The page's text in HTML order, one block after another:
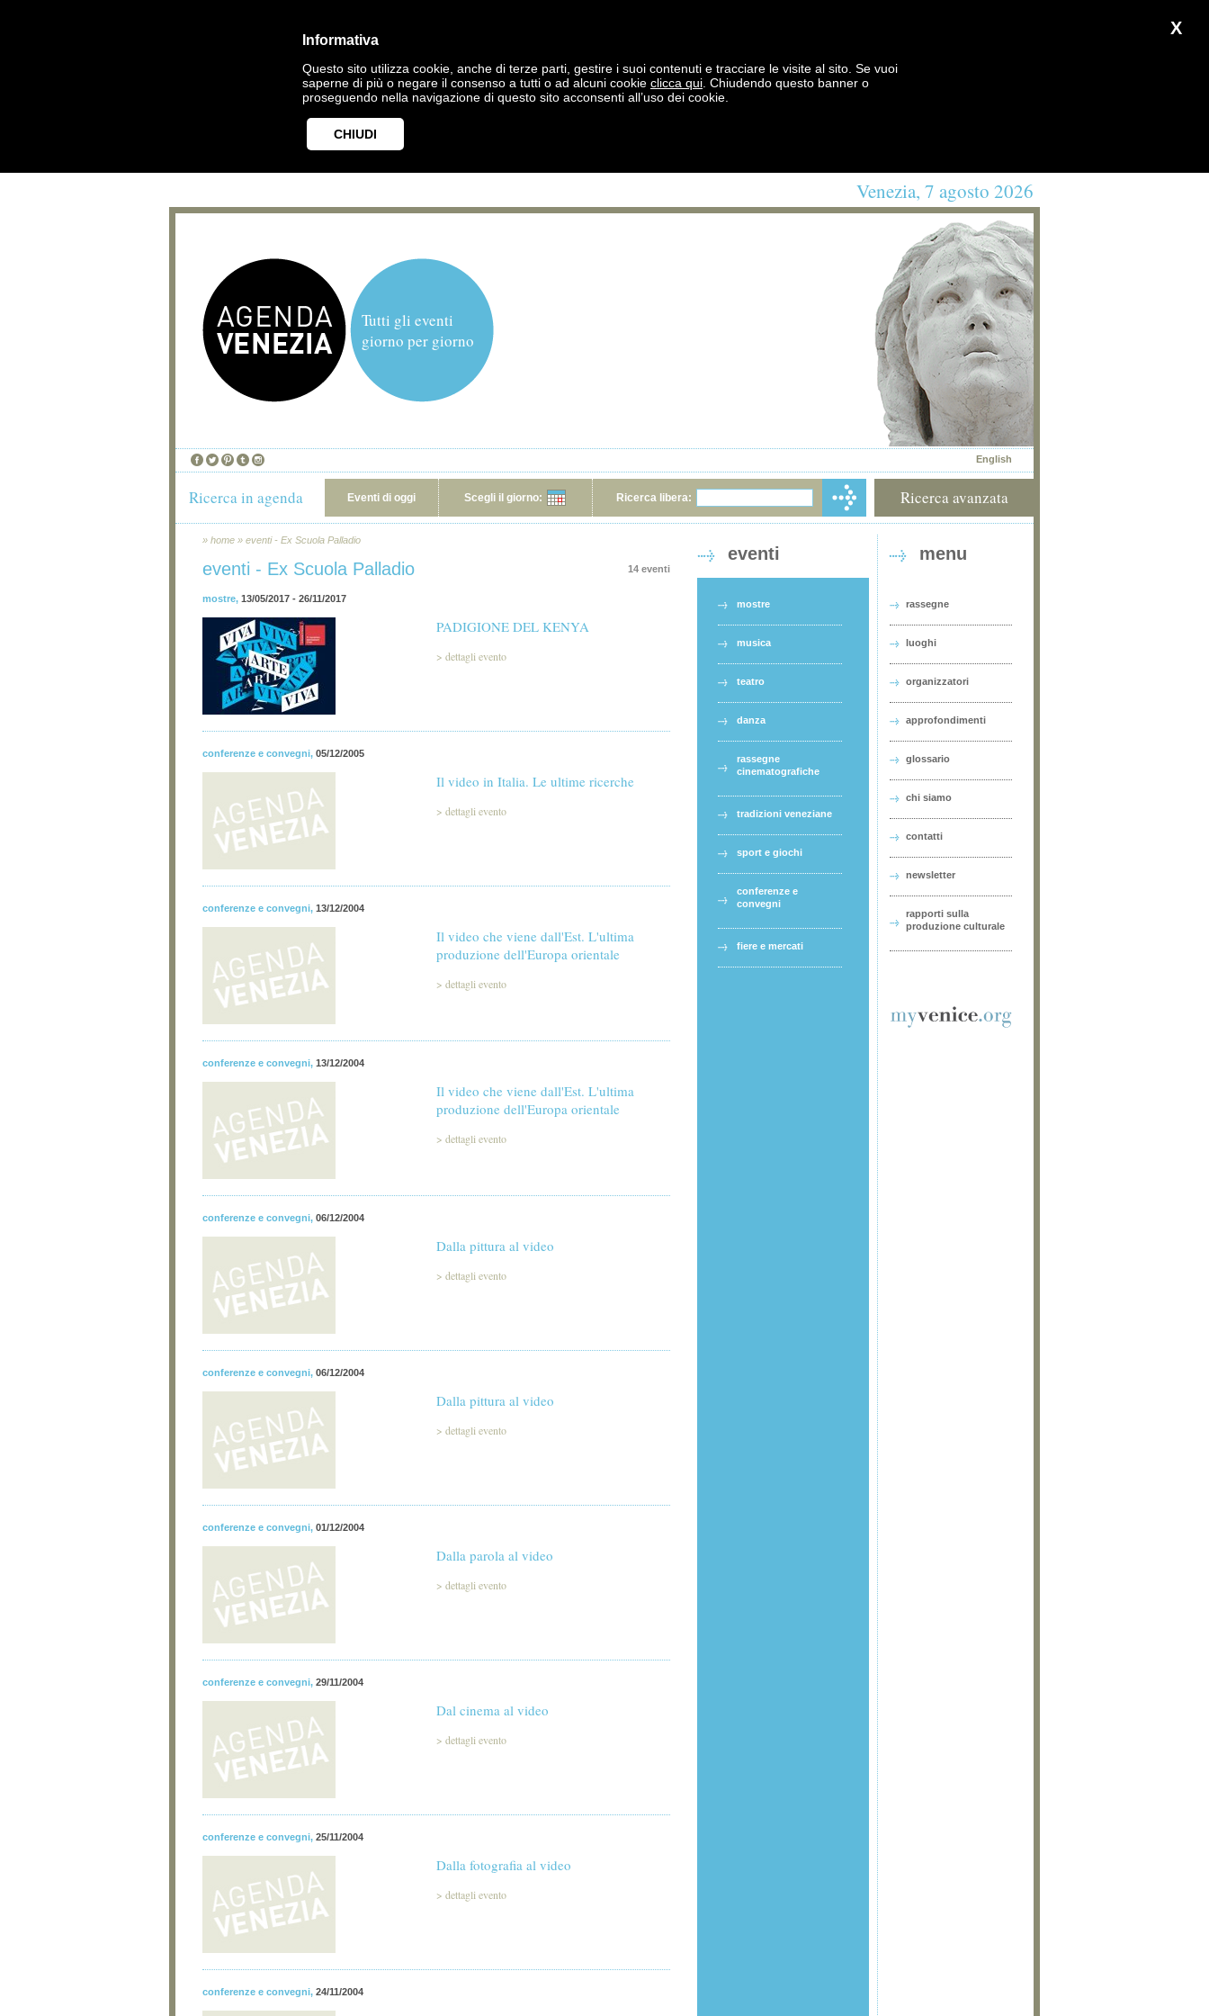
X
Informativa
Questo sito utilizza cookie, anche di terze parti, gestire i suoi contenuti e tracciare le visite al sito. Se vuoi
saperne di più o negare il consenso a tutti o ad alcuni cookie clicca qui . Chiudendo questo banner o
proseguendo nella navigazione di questo sito acconsenti all’uso dei cookie.
CHIUDI
Venezia, 7 agosto 2026
Tutti gli eventi
giorno per giorno
English
Ricerca in agenda Eventi di oggi Scegli il giorno: Ricerca libera: Ricerca avanzata
» home » eventi - Ex Scuola Palladio
14 eventi
eventi - Ex Scuola Palladio
mostre, 13/05/2017 - 26/11/2017
PADIGIONE DEL KENYA
> dettagli evento
conferenze e convegni, 05/12/2005
Il video in Italia. Le ultime ricerche
> dettagli evento
conferenze e convegni, 13/12/2004
Il video che viene dall'Est. L'ultima
produzione dell'Europa orientale
> dettagli evento
conferenze e convegni, 13/12/2004
Il video che viene dall'Est. L'ultima
produzione dell'Europa orientale
> dettagli evento
conferenze e convegni, 06/12/2004
Dalla pittura al video
> dettagli evento
conferenze e convegni, 06/12/2004
Dalla pittura al video
> dettagli evento
conferenze e convegni, 01/12/2004
Dalla parola al video
> dettagli evento
conferenze e convegni, 29/11/2004
Dal cinema al video
> dettagli evento
conferenze e convegni, 25/11/2004
Dalla fotografia al video
> dettagli evento
conferenze e convegni, 24/11/2004
eventi
mostre
musica
teatro
danza
rassegne
cinematografiche
tradizioni veneziane
sport e giochi
conferenze e
convegni
fiere e mercati
menu
rassegne
luoghi
organizzatori
approfondimenti
glossario
chi siamo
contatti
newsletter
rapporti sulla
produzione culturale